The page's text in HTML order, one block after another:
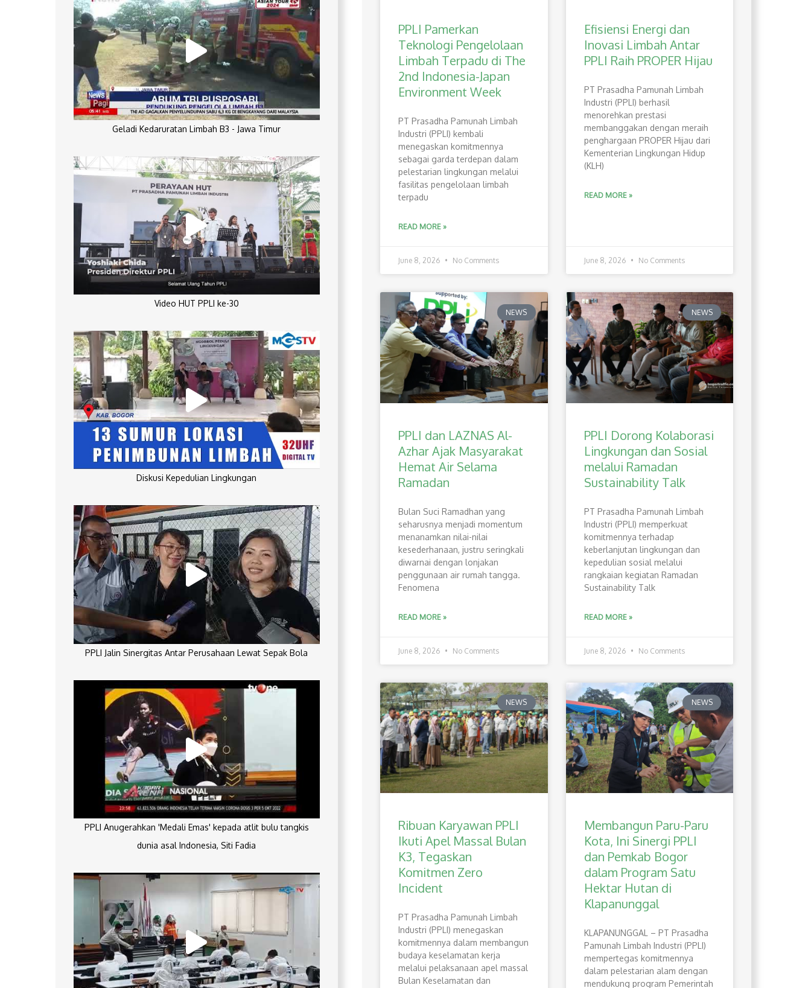
Geladi Kedaruratan Limbah B3 - Jawa Timur
Video HUT PPLI ke-30
Diskusi Kepedulian Lingkungan
PPLI Jalin Sinergitas Antar Perusahaan Lewat Sepak Bola
PPLI Anugerahkan 'Medali Emas' kepada atlit bulu tangkis
dunia asal Indonesia, Siti Fadia
PPLI Pamerkan
Teknologi Pengelolaan
Limbah Terpadu di The
2nd Indonesia-Japan
Environment Week
PT Prasadha Pamunah Limbah
Industri (PPLI) kembali
menegaskan komitmennya
sebagai garda terdepan dalam
pelestarian lingkungan melalui
fasilitas pengelolaan limbah
terpadu
READ MORE »
June 8, 2026 No Comments
Efisiensi Energi dan
Inovasi Limbah Antar
PPLI Raih PROPER Hijau
PT Prasadha Pamunah Limbah
Industri (PPLI) berhasil
menorehkan prestasi
membanggakan dengan meraih
penghargaan PROPER Hijau dari
Kementerian Lingkungan Hidup
(KLH)
READ MORE »
June 8, 2026 No Comments
NEWS
PPLI dan LAZNAS Al-
Azhar Ajak Masyarakat
Hemat Air Selama
Ramadan
Bulan Suci Ramadhan yang
seharusnya menjadi momentum
menanamkan nilai-nilai
kesederhanaan, justru seringkali
diwarnai dengan lonjakan
penggunaan air rumah tangga.
Fenomena
READ MORE »
June 8, 2026 No Comments
NEWS
PPLI Dorong Kolaborasi
Lingkungan dan Sosial
melalui Ramadan
Sustainability Talk
PT Prasadha Pamunah Limbah
Industri (PPLI) memperkuat
komitmennya terhadap
keberlanjutan lingkungan dan
kepedulian sosial melalui
rangkaian kegiatan Ramadan
Sustainability Talk
READ MORE »
June 8, 2026 No Comments
NEWS
Ribuan Karyawan PPLI
Ikuti Apel Massal Bulan
K3, Tegaskan
Komitmen Zero
Incident
PT Prasadha Pamunah Limbah
Industri (PPLI) menegaskan
komitmennya dalam membangun
budaya keselamatan kerja
melalui pelaksanaan apel massal
Bulan Keselamatan dan
NEWS
Membangun Paru-Paru
Kota, Ini Sinergi PPLI
dan Pemkab Bogor
dalam Program Satu
Hektar Hutan di
Klapanunggal
​KLAPANUNGGAL – PT Prasadha
Pamunah Limbah Industri (PPLI)
mempertegas komitmennya
dalam pelestarian alam dengan
mendukung program Pemerintah